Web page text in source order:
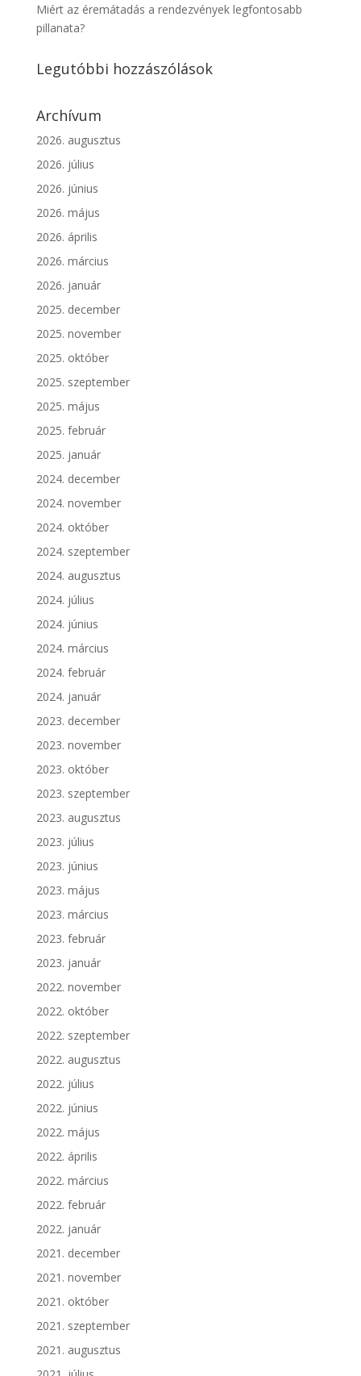
Miért az éremátadás a rendezvények legfontosabb
pillanata?
Legutóbbi hozzászólások
Archívum
2026. augusztus
2026. július
2026. június
2026. május
2026. április
2026. március
2026. január
2025. december
2025. november
2025. október
2025. szeptember
2025. május
2025. február
2025. január
2024. december
2024. november
2024. október
2024. szeptember
2024. augusztus
2024. július
2024. június
2024. március
2024. február
2024. január
2023. december
2023. november
2023. október
2023. szeptember
2023. augusztus
2023. július
2023. június
2023. május
2023. március
2023. február
2023. január
2022. november
2022. október
2022. szeptember
2022. augusztus
2022. július
2022. június
2022. május
2022. április
2022. március
2022. február
2022. január
2021. december
2021. november
2021. október
2021. szeptember
2021. augusztus